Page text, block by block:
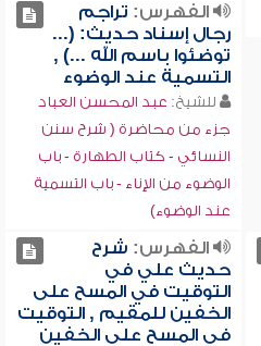
الفهرس: تراجم
رجال إسناد حديث: (...
توضئوا باسم الله ...) ,
التسمية عند الوضوء
للشيخ: عبد المحسن العباد
جزء من محاضرة ( شرح سنن
النسائي - كتاب الطهارة - باب
الوضوء من الإناء - باب التسمية
عند الوضوء)
الفهرس: شرح
حديث علي في
التوقيت في المسح على
الخفين للمقيم , التوقيت
في المسح على الخفين